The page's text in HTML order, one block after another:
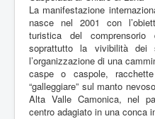
La manifestazione
nasce nel 2001 con
turistica del comprensorio
soprattutto la vivibilità
l’organizzazione di una
caspe o caspole,
“galleggiare” sul manto
Alta Valle Camonica, nel
centro adagiato in una conca